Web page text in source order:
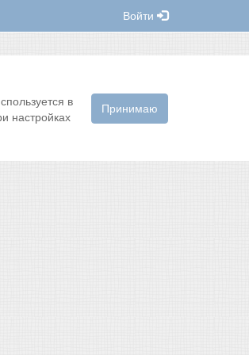
Войти
Принимаю
в
настройках